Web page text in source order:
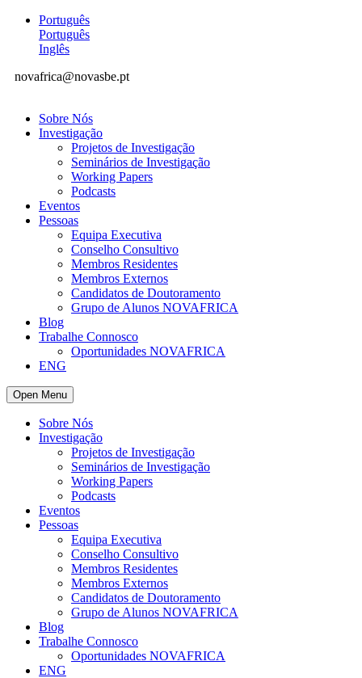
Português
Português
Inglês
novafrica@novasbe.pt
Sobre Nós
Investigação
Projetos de Investigação
Seminários de Investigação
Working Papers
Podcasts
Eventos
Pessoas
Equipa Executiva
Conselho Consultivo
Membros Residentes
Membros Externos
Candidatos de Doutoramento
Grupo de Alunos NOVAFRICA
Blog
Trabalhe Connosco
Oportunidades NOVAFRICA
ENG
Open Menu
Sobre Nós
Investigação
Projetos de Investigação
Seminários de Investigação
Working Papers
Podcasts
Eventos
Pessoas
Equipa Executiva
Conselho Consultivo
Membros Residentes
Membros Externos
Candidatos de Doutoramento
Grupo de Alunos NOVAFRICA
Blog
Trabalhe Connosco
Oportunidades NOVAFRICA
ENG